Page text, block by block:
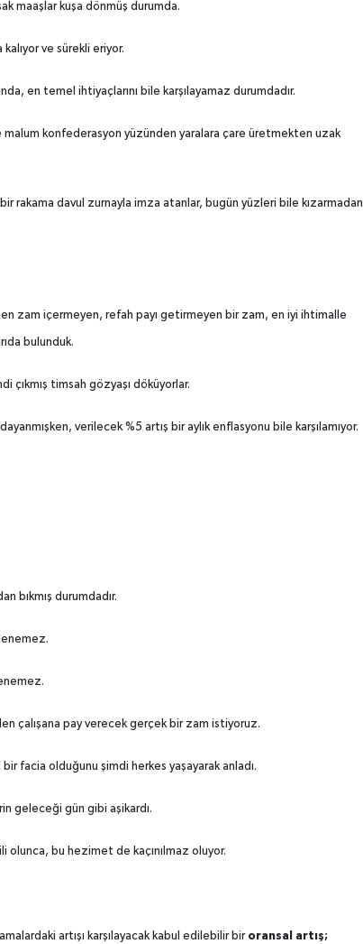
maaşlar kuşa dönmüş durumda.
ve sürekli eriyor.
en temel ihtiyaçlarını bile karşılayamaz durumdadır.
konfederasyon yüzünden yaralara çare üretmekten uzak
rakama davul zurnayla imza atanlar, bugün yüzleri bile kızarmadan
zam içermeyen, refah payı getirmeyen bir zam, en iyi ihtimalle
bulunduk.
çıkmış timsah gözyaşı döküyorlar.
verilecek %5 artış bir aylık enflasyonu bile karşılamıyor.
bıkmış durumdadır.
çalışana pay verecek gerçek bir zam istiyoruz.
facia olduğunu şimdi herkes yaşayarak anladı.
geleceği gün gibi aşikardı.
olunca, bu hezimet de kaçınılmaz oluyor.
artışı karşılayacak kabul edilebilir bir oransal artış;